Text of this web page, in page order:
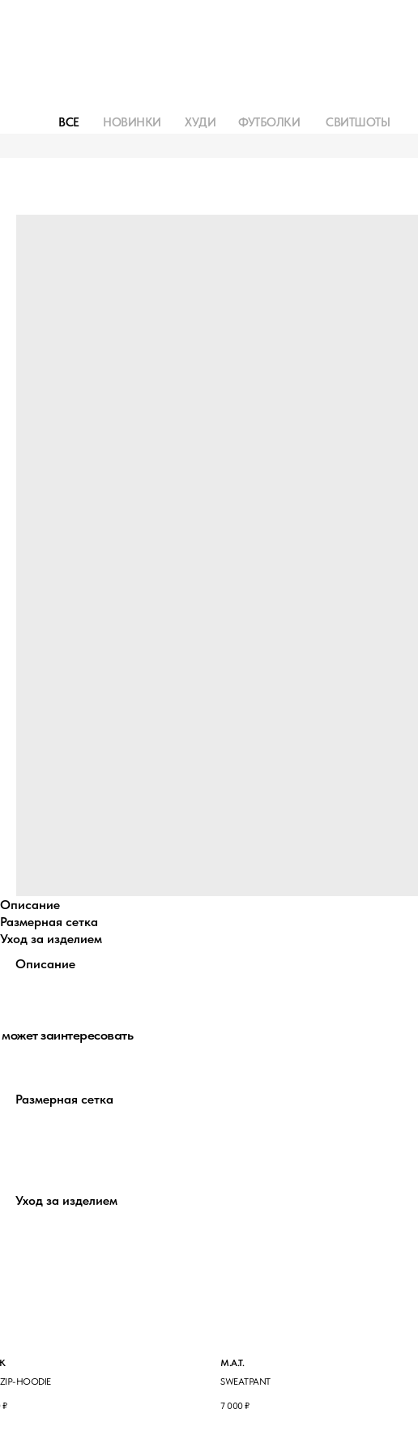
СВИТШОТЫ
ФУТБОЛКИ
ХУДИ
НОВИНКИ
ВСЕ
Описание
Размерная сетка
Уход за изделием
Описание
Размерная сетка
Уход за изделием
заинтересовать
HOODIE
₽
M.A.T.
SWEATPANT
7 000₽